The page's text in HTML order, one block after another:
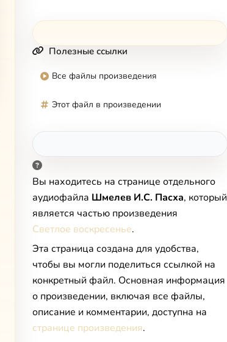
Полезные ссылки
Все файлы произведения
Этот файл в произведении
Вы находитесь на странице отдельного
аудиофайла Шмелев И.С. Пасха, который
является частью произведения
Светлое воскресенье.
Эта страница создана для удобства,
чтобы вы могли поделиться ссылкой на
конкретный файл. Основная информация
о произведении, включая все файлы,
описание и комментарии, доступна на
странице произведения.